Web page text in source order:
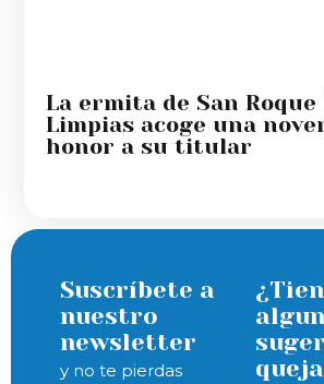
La ermita de San Roque
Limpias acoge una
honor a su titular
Suscríbete a
nuestro
newsletter
y no te pierdas